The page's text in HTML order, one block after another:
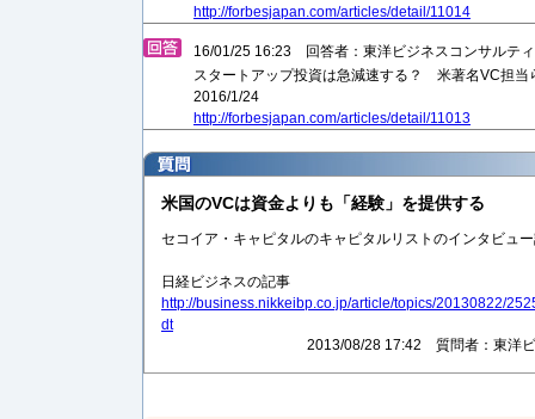
http://forbesjapan.com/articles/detail/11014
16/01/25 16:23 回答者：東洋ビジネスコンサルテ
スタートアップ投資は急減速する？ 米著名VC担当
2016/1/24
http://forbesjapan.com/articles/detail/11013
米国のVCは資金よりも「経験」を提供する
セコイア・キャピタルのキャピタルリストのインタビュ
日経ビジネスの記事
http://business.nikkeibp.co.jp/article/topics/20130822/
dt
2013/08/28 17:42 質問者：東洋